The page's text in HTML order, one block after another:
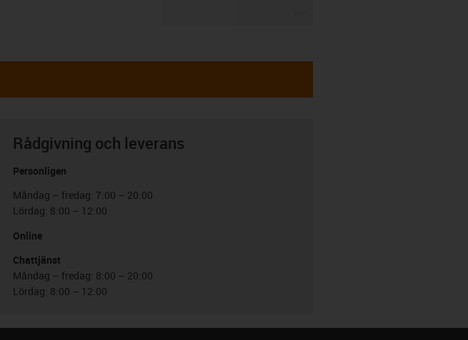
Rådgivning och leverans
Personligen
Måndag – fredag: 7:00 – 20:00
Lördag: 8:00 – 12:00
Online
Chattjänst
Måndag – fredag: 8:00 – 20:00
Lördag: 8:00 – 12:00